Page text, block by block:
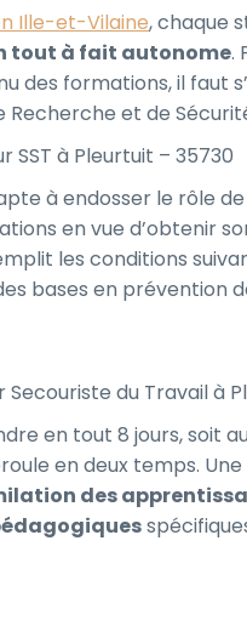
Ille-et-Vilaine, chaque
tout à fait autonome.
des formations, il faut
Recherche et de
à Pleurtuit – 35730
à endosser le rôle
en vue d’obtenir
les conditions
bases en prévention
du Travail à
en tout 8 jours, soit
en deux temps.
des